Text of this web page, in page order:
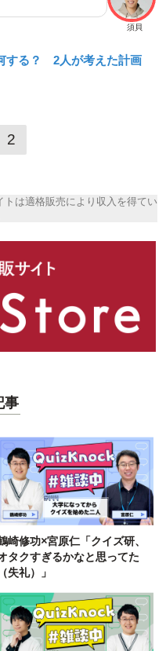
須貝
する？ 2人が考えた計画
2
は適格販売により収入を得てい
事
崎修功×宮原仁「クイズ研、
タクすぎるかなと思ってた
（失礼）」